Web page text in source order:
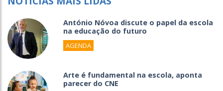
António Nóvoa discute o papel da escola
na educação do futuro
AGENDA
Arte é fundamental na escola, aponta
parecer do CNE